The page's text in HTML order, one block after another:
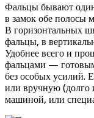
Фальцы бывают
в замок обе полосы
В горизонтальных
фальцы, в
Удобнее всего и
фальцами —
без особых усилий.
или вручную (долго
машиной, или